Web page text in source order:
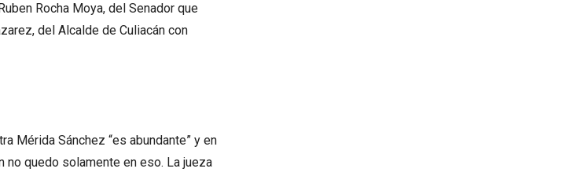
Rocha Moya, del Senador que
del Alcalde de Culiacán con
Mérida Sánchez “es abundante” y en
quedo solamente en eso. La jueza